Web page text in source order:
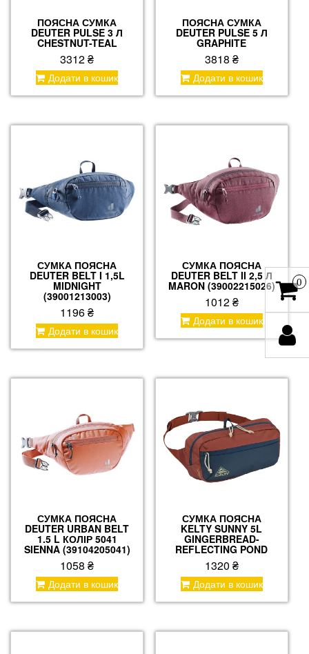
ПОЯСНА СУМКА
DEUTER PULSE 3 Л
CHESTNUT-TEAL
3312₴
Додати в кошик
ПОЯСНА СУМКА
DEUTER PULSE 5 Л
GRAPHITE
3818 ₴
Додати в кошик
СУМКА ПОЯСНА
DEUTER BELT I 1,5L
MIDNIGHT
(39001213003)
1196₴
Додати в кошик
СУМКА ПОЯСНА
DEUTER BELT II 2,5 Л
MARON (39002215026)
1012₴
Додати в кошик
СУМКА ПОЯСНА
DEUTER URBAN BELT
1.5 L КОЛІР 5041
SIENNA (39104205041)
1058₴
Додати в кошик
СУМКА ПОЯСНА
KELTY SUNNY 5L
GINGERBREAD-
REFLECTING POND
1320 ₴
Додати в кошик
0